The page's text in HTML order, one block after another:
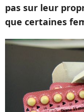
pas sur leur
que certaines